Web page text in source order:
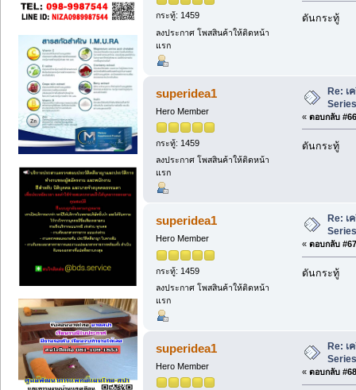
กระทู้: 1459
ลงประกาศ โพสสินค้าให้ติดหน้า
แรก
ดันกระทู้
superidea1
Hero Member
กระทู้: 1459
ลงประกาศ โพสสินค้าให้ติดหน้า
แรก
Re: เ
« ตอบกลับ
ดันกระทู้
superidea1
Hero Member
กระทู้: 1459
ลงประกาศ โพสสินค้าให้ติดหน้า
แรก
Re: เ
« ตอบกลับ
ดันกระทู้
superidea1
Hero Member
Re: เ
« ตอบกลับ